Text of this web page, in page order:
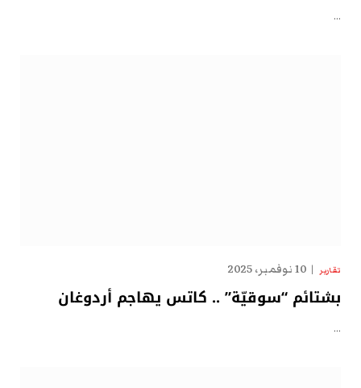
…
تقارير 10 نوفمبر، 2025
بشتائم “سوقيّة” .. كاتس يهاجم أردوغان
…